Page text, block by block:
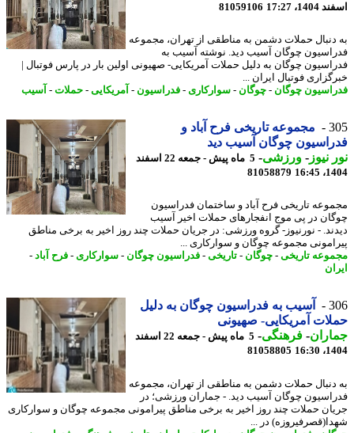
17:27
81059106
حملات دشمن به مناطقی از تهران، مجموعه
چوگان آسیب دید. نوشته آسیب به
چوگان به دلیل حملات آمریکایی- صهیونی اولین بار در پارس فوتبال |
فوتبال ایران ...
چوگان-چوگان-سوارکاری- فدراسیون-آمریکایی-حملات-آسیب
مجموعه تاریخی فرح آباد و
چوگان آسیب دید
نیوز-ورزشی-
5 ماه پیش - جمعه 22 اسفند
81058879
تاریخی فرح آباد و ساختمان فدراسیون
در پی موج انفجارهای حملات اخیر آسیب
- نورنیوز- گروه ورزشی: در جریان حملات چند روز اخیر به برخی مناطق
مجموعه چوگان و سوارکاری ...
تاریخی -چوگان-تاریخی -فدراسیون چوگان-سوارکاری- فرح آباد-
آسیب به فدراسیون چوگان به دلیل
آمریکایی- صهیونی
- فرهنگی-
5 ماه پیش - جمعه 22 اسفند
81058805
حملات دشمن به مناطقی از تهران، مجموعه
چوگان آسیب دید. - جماران ورزشی؛ در
حملات چند روز اخیر به برخی مناطق پیرامونی مجموعه چوگان و سوارکاری
در ...